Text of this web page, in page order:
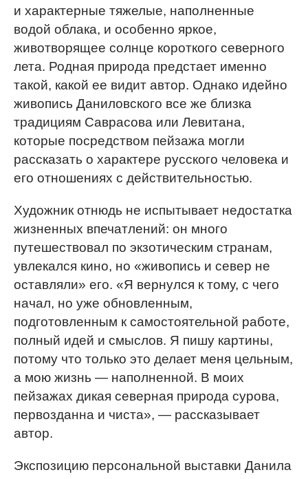
и характерные тяжелые, наполненные
водой облака, и особенно яркое,
животворящее солнце короткого северного
лета. Родная природа предстает именно
такой, какой ее видит автор. Однако идейно
живопись Даниловского все же близка
традициям Саврасова или Левитана,
которые посредством пейзажа могли
рассказать о характере русского человека и
его отношениях с действительностью.
Художник отнюдь не испытывает недостатка
жизненных впечатлений: он много
путешествовал по экзотическим странам,
увлекался кино, но «живопись и север не
оставляли» его. «Я вернулся к тому, с чего
начал, но уже обновленным,
подготовленным к самостоятельной работе,
полный идей и смыслов. Я пишу картины,
потому что только это делает меня цельным,
а мою жизнь — наполненной. В моих
пейзажах дикая северная природа сурова,
первозданна и чиста», — рассказывает
автор.
Экспозицию персональной выставки Данила